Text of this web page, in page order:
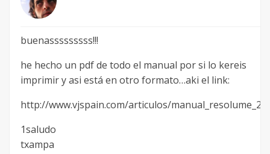
buenasssssssss!!!
he hecho un pdf de todo el manual por si lo kereis
imprimir y asi está en otro formato…aki el link:
http://www.vjspain.com/articulos/
1saludo
txampa